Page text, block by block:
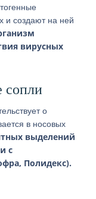
и создают на ней
вирусных
сопли
о
в носовых
выделений
с
Полидекс).